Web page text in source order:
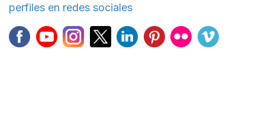
perfiles en redes sociales